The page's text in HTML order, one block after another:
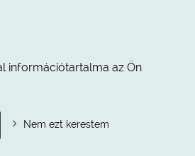
információtartalma az Ön
Nem ezt kerestem